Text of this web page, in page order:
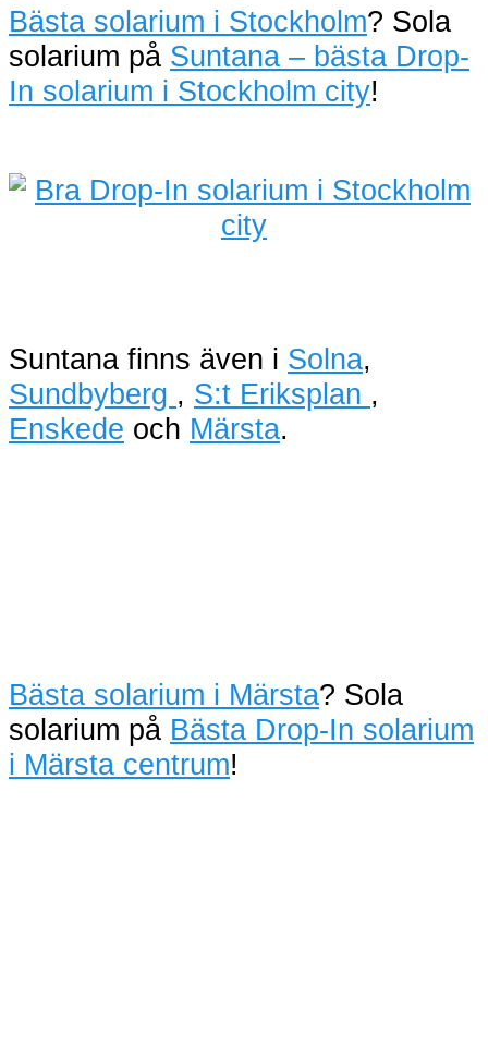
Bästa solarium i Stockholm? Sola
solarium på Suntana – bästa Drop-
In solarium i Stockholm city!
Suntana finns även i Solna,
Sundbyberg , S:t Eriksplan ,
Enskede och Märsta.
Bästa solarium i Märsta? Sola
solarium på Bästa Drop-In solarium
i Märsta centrum!